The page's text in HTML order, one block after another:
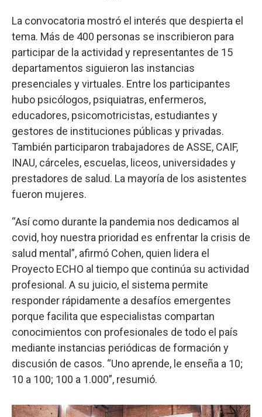
La convocatoria mostró el interés que despierta el
tema. Más de 400 personas se inscribieron para
participar de la actividad y representantes de 15
departamentos siguieron las instancias
presenciales y virtuales. Entre los participantes
hubo psicólogos, psiquiatras, enfermeros,
educadores, psicomotricistas, estudiantes y
gestores de instituciones públicas y privadas.
También participaron trabajadores de ASSE, CAIF,
INAU, cárceles, escuelas, liceos, universidades y
prestadores de salud. La mayoría de los asistentes
fueron mujeres.
“Así como durante la pandemia nos dedicamos al
covid, hoy nuestra prioridad es enfrentar la crisis de
salud mental”, afirmó Cohen, quien lidera el
Proyecto ECHO al tiempo que continúa su actividad
profesional. A su juicio, el sistema permite
responder rápidamente a desafíos emergentes
porque facilita que especialistas compartan
conocimientos con profesionales de todo el país
mediante instancias periódicas de formación y
discusión de casos. “Uno aprende, le enseña a 10;
10 a 100; 100 a 1.000”, resumió.